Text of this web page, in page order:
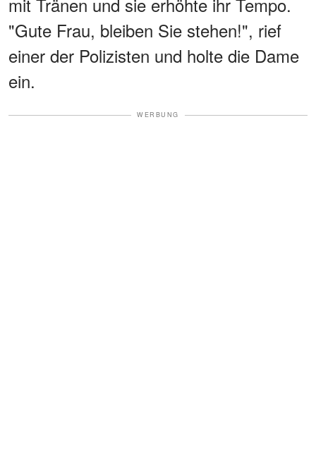
"Gute Frau, bleiben Sie stehen!", rief
einer der Polizisten und holte die Dame
ein.
WERBUNG